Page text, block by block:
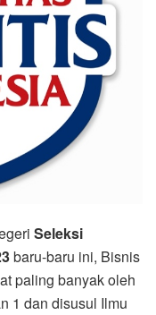
Seleksi
baru-baru ini, Bisnis
paling banyak oleh
1 dan disusul Ilmu